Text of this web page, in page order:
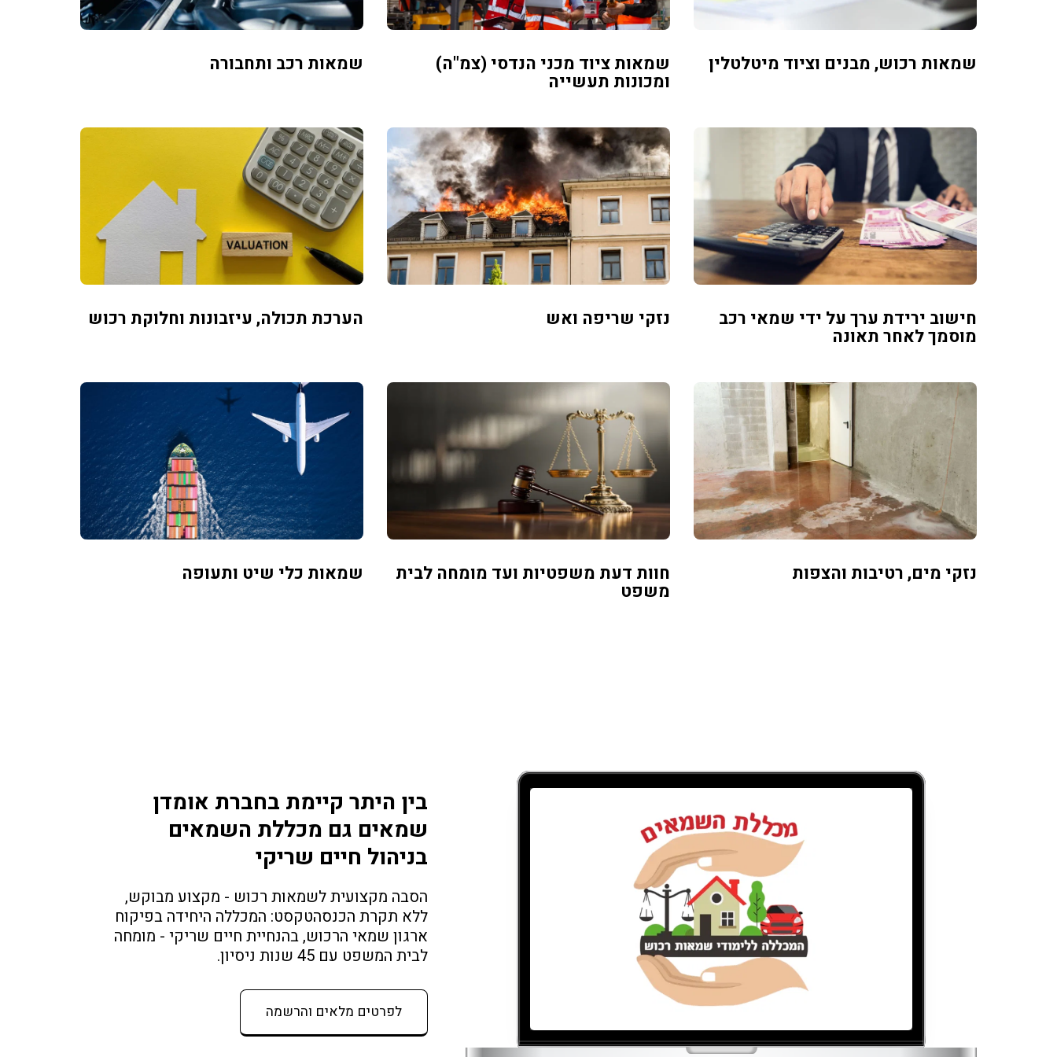
שמאות רכוש, מבנים וציוד מיטלטלין שמאות ציוד מכני הנדסי (צמ"ה)
ומכונות תעשייה
שמאות רכב ותחבורה
חישוב ירידת ערך על ידי שמאי רכב
מוסמך לאחר תאונה
נזקי שריפה ואש הערכת תכולה, עיזבונות וחלוקת רכוש
נזקי מים, רטיבות והצפות חוות דעת משפטיות ועד מומחה לבית
משפט
שמאות כלי שיט ותעופה
בין היתר קיימת בחברת אומדן
שמאים גם מכללת השמאים
בניהול חיים שריקי
הסבה מקצועית לשמאות רכוש - מקצוע מבוקש,
לבית המשפט עם 45 שנות ניסיון.
לפרטים מלאים והרשמה